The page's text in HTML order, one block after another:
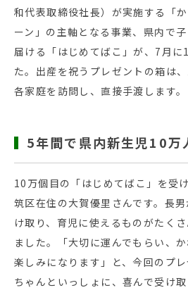
和代表取締役社長）が実施する「
ーン」の主軸となる事業、県内で
届ける「はじめてばこ」が、7月に
た。出産を祝うプレゼントの箱は
各家庭を訪問し、直接手渡します。
5年間で県内新生児10万
10万個目の「はじめてばこ」を受
筑区在住の大賀優里さんです。長
け取り、育児に使えるものがたく
ました。「大切に運んでもらい、
楽しみになります」と、今回のプ
ちゃんといっしょに、喜んで受け取